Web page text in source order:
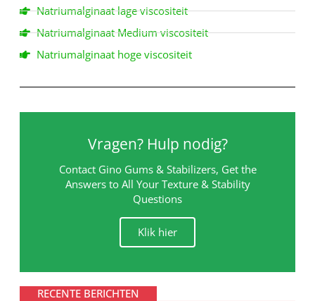
Natriumalginaat lage viscositeit
Natriumalginaat Medium viscositeit
Natriumalginaat hoge viscositeit
Vragen? Hulp nodig?
Contact Gino Gums & Stabilizers, Get the
Answers to All Your Texture & Stability
Questions
Klik hier
RECENTE BERICHTEN